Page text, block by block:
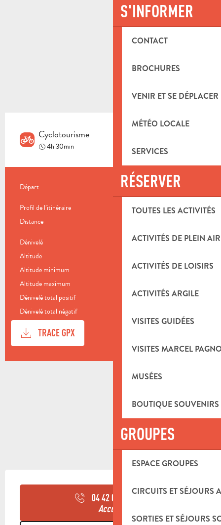
S'INFORMER
CONTACT
BROCHURES
VENIR ET SE DÉPLACER
MÉTÉO LOCALE
SERVICES
RÉSERVER
TOUTES LES ACTIVITÉS
ACTIVITÉS DE PLEIN AIR
ACTIVITÉS DE LOISIRS
ACTIVITÉS ARGILE
VISITES GUIDÉES
VISITES MARCEL
MUSÉES
BOUTIQUE
GROUPES
ESPACE GROUPES
CIRCUITS ET SÉJOURS
SORTIES ET SÉJOURS
Cyclotourisme
4h 30min
INFORMATIONS PRATIQUES
Départ Aubagne
Profil de l’itinéraire Boucle
Distance
Dénivelé 2013 m
Altitude
Altitude minimum 107 m
Altitude maximum
Dénivelé total positif 2014 m
Dénivelé total négatif -2014 m
DOCUMENTATION
TRACE GPX
OUVERTURE ET COORDONNÉES
04 42 03 49 ▒▒
Accueil